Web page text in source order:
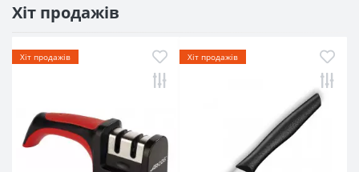
Хіт продажів
Хіт продажів Хіт продажів